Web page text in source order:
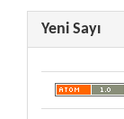
Yeni Sayı